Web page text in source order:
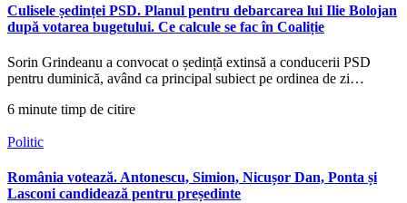
Culisele ședinței PSD. Planul pentru debarcarea lui Ilie Bolojan
după votarea bugetului. Ce calcule se fac în Coaliție
Sorin Grindeanu a convocat o ședință extinsă a conducerii PSD
pentru duminică, având ca principal subiect pe ordinea de zi…
6 minute timp de citire
Politic
România votează. Antonescu, Simion, Nicușor Dan, Ponta și
Lasconi candidează pentru președinte